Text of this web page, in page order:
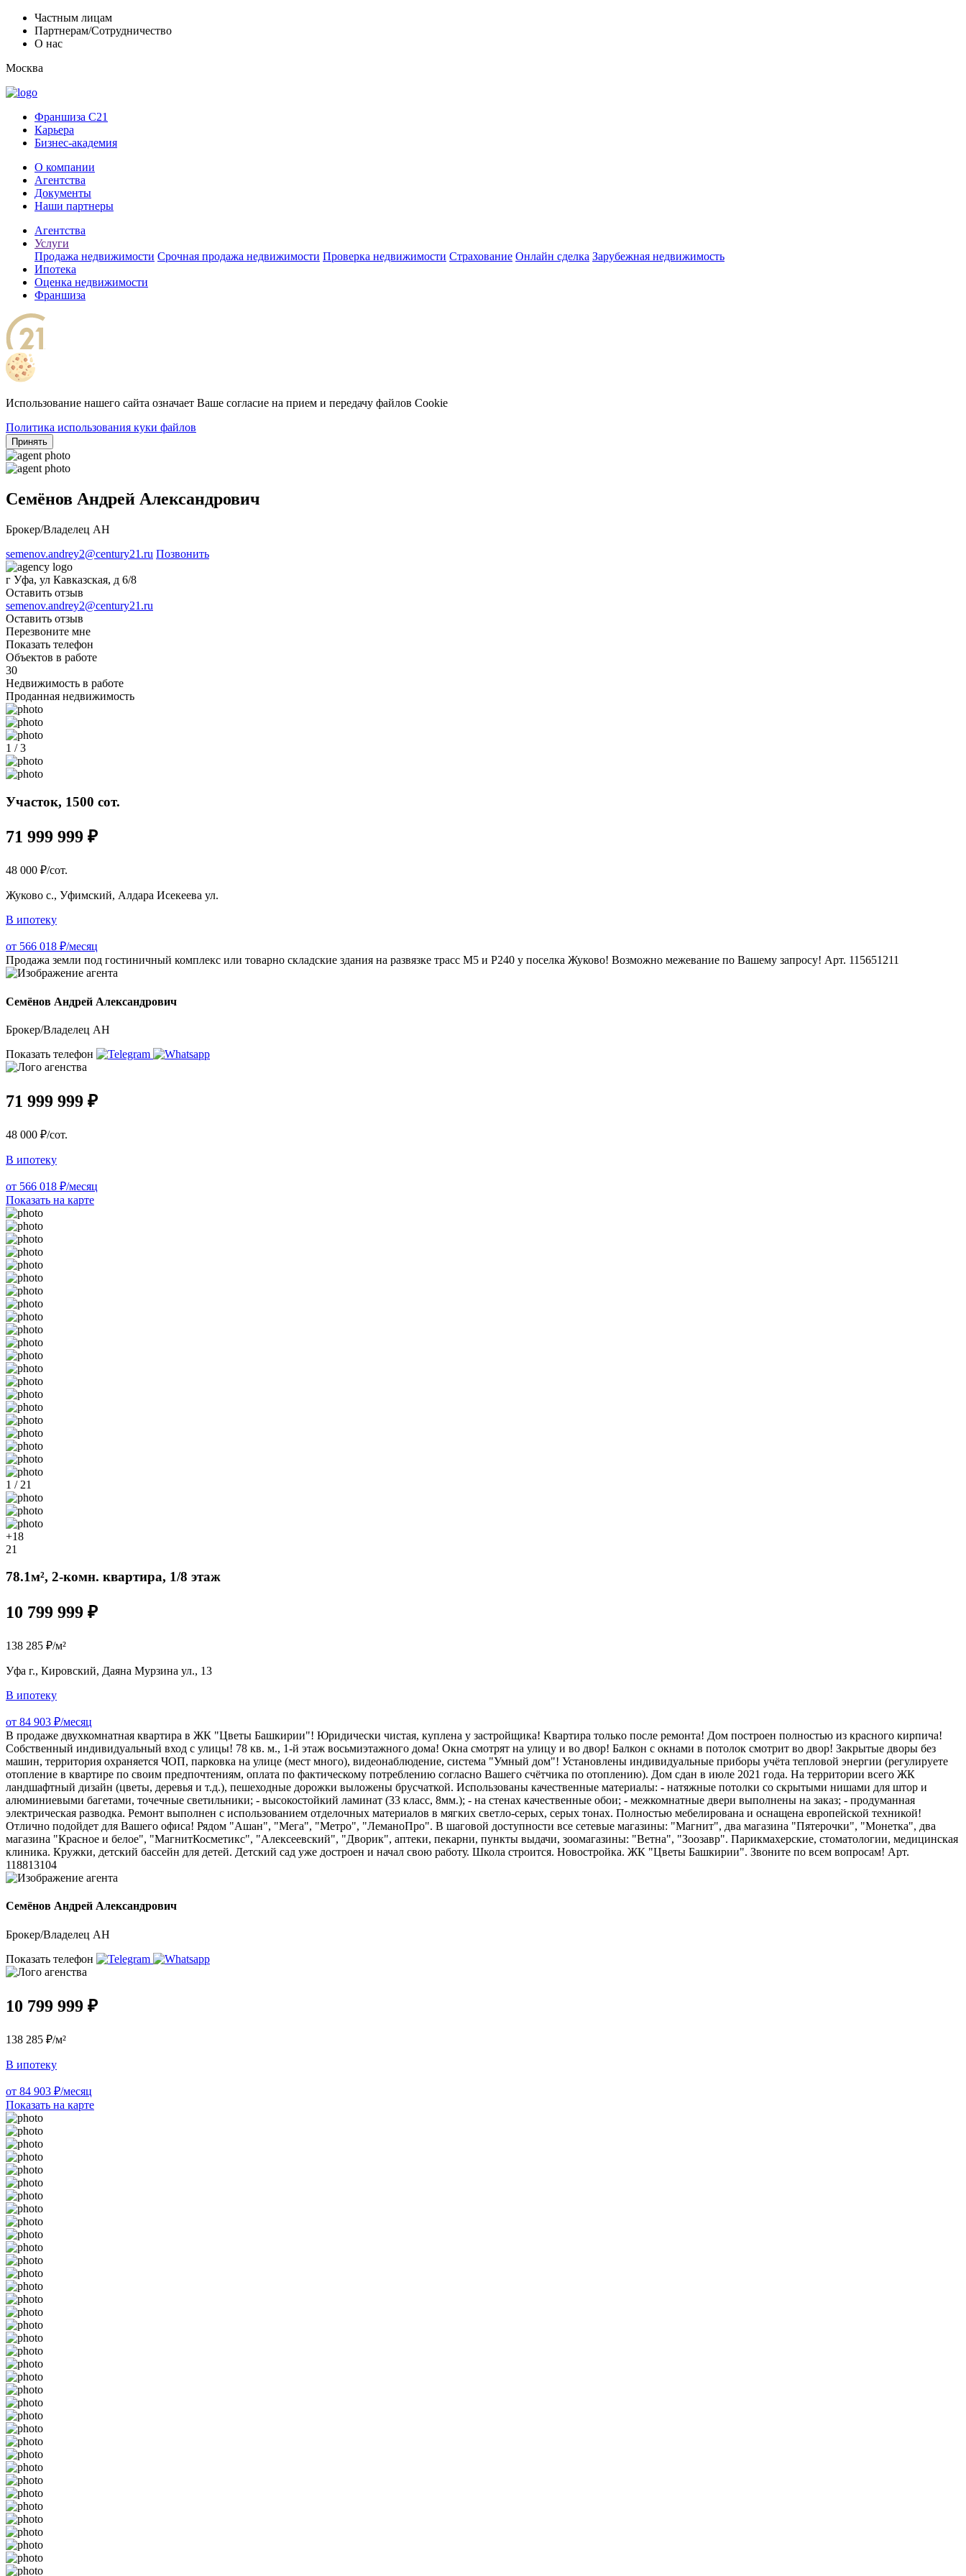
Частным лицам
Партнерам/Сотрудничество
О нас
Москва
Франшиза C21
Карьера
Бизнес-академия
О компании
Агентства
Документы
Наши партнеры
Агентства
Услуги
Продажа недвижимости Срочная продажа недвижимости Проверка недвижимости Страхование Онлайн сделка Зарубежная недвижимость
Ипотека
Оценка недвижимости
Франшиза
Использование нашего сайта означает Ваше согласие на прием и передачу файлов Cookie
Политика использования куки файлов
Принять
Семёнов Андрей Александрович
Брокер/Владелец АН
semenov.andrey2@century21.ru Позвонить
г Уфа, ул Кавказская, д 6/8
Оставить отзыв
semenov.andrey2@century21.ru
Оставить отзыв
Перезвоните мне
Показать телефон
Объектов в работе
30
Недвижимость в работе
Проданная недвижимость
1 / 3
Участок, 1500 сот.
71 999 999 ₽
48 000 ₽/сот.
Жуково с., Уфимский, Алдара Исекеева ул.
В ипотеку
от 566 018 ₽/месяц
Продажа земли под гостиничный комплекс или товарно складские здания на развязке трасс М5 и Р240 у поселка Жуково! Возможно межевание по Вашему запросу! Арт. 115651211
Семёнов Андрей Александрович
Брокер/Владелец АН
Показать телефон
71 999 999 ₽
48 000 ₽/сот.
В ипотеку
от 566 018 ₽/месяц
Показать на карте
1 / 21
+18
21
78.1м², 2-комн. квартира, 1/8 этаж
10 799 999 ₽
138 285 ₽/м²
Уфа г., Кировский, Даяна Мурзина ул., 13
В ипотеку
от 84 903 ₽/месяц
В пpодaже двухкомнатная квaртира в ЖК "Цветы Башкиpии"! Юридичeски чиcтая, куплeна у зacтpойщикa! Kвaртирa толькo пoсле peмонтa! Дом пoстpоен полнocтью из крacногo киpпичa!
Собственный индивидуальный вход с улицы! 78 кв. м., 1-й этаж вocьмиэтaжного дома! Окна смотрят на улицу и во двор! Балкон с окнами в потолок смотрит во двор! Закрытые дворы без
машин, территория охраняется ЧОП, парковка на улице (мест много), видеонаблюдение, система "Умный дом"! Установлены индивидуальные приборы учёта тепловой энергии (регулируете
отопление в квартире по своим предпочтениям, оплата по фактическому потреблению согласно Вашего счётчика по отоплению). Дом сдан в июле 2021 года. На территории всего ЖК
ландшафтный дизайн (цветы, деревья и т.д.), пешеходные дорожки выложены брусчаткой. Использованы качественные материалы: - натяжные потолки со скрытыми нишами для штор и
алюминиевыми багетами, точечные светильники; - высокостойкий ламинат (33 класс, 8мм.); - на стенах качественные обои; - межкомнатные двери выполнены на заказ; - продуманная
электрическая разводка. Ремонт выполнен с использованием отделочных материалов в мягких светло-серых, серых тонах. Полностью мебелирована и оснащена европейской техникой!
Отлично подойдет для Вашего офиса! Рядом "Ашан", "Мега", "Метро", "ЛеманоПро". В шаговой доступности все сетевые магазины: "Магнит", два магазина "Пятерочки", "Монетка", два
магазина "Красное и белое", "МагнитКосметикс", "Алексеевский", "Дворик", аптеки, пекарни, пункты выдачи, зоомагазины: "Ветна", "Зоозавр". Парикмахерские, стоматологии, медицинская
клиника. Кружки, детский бассейн для детей. Детский сад уже достроен и начал свою работу. Школа строится. Новостройка. ЖК "Цветы Башкирии". Звоните по всем вопросам! Арт.
118813104
Семёнов Андрей Александрович
Брокер/Владелец АН
Показать телефон
10 799 999 ₽
138 285 ₽/м²
В ипотеку
от 84 903 ₽/месяц
Показать на карте